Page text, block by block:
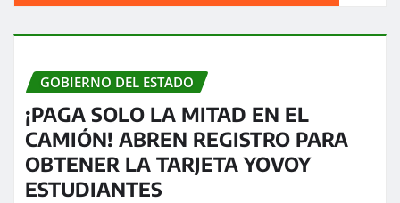
GOBIERNO DEL ESTADO
¡PAGA SOLO LA MITAD EN EL
CAMIÓN! ABREN REGISTRO PARA
OBTENER LA TARJETA YOVOY
ESTUDIANTES